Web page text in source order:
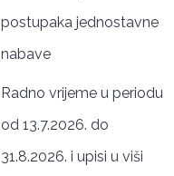
postupaka jednostavne
nabave
Radno vrijeme u periodu
od 13.7.2026. do
31.8.2026. i upisi u viši